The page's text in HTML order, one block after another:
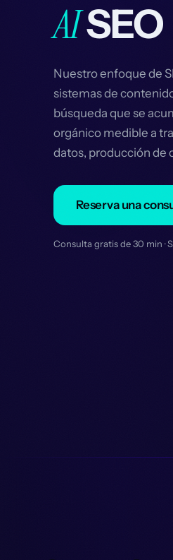
AISEO
Nuestro enfoque de
sistemas de
búsqueda que se
orgánico medible a
datos, producción de
Reserva una
Consulta gratis de 30 min ·